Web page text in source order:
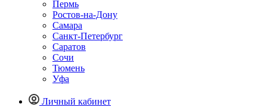
Пермь
Ростов-на-Дону
Самара
Санкт-Петербург
Саратов
Сочи
Тюмень
Уфа
Личный кабинет